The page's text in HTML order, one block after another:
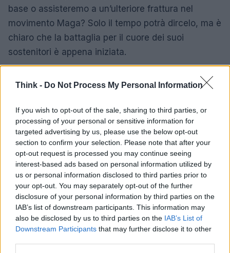
Think - Do Not Process My Personal Information
If you wish to opt-out of the sale, sharing to third parties, or
processing of your personal or sensitive information for
targeted advertising by us, please use the below opt-out
section to confirm your selection. Please note that after your
opt-out request is processed you may continue seeing
interest-based ads based on personal information utilized by
us or personal information disclosed to third parties prior to
your opt-out. You may separately opt-out of the further
disclosure of your personal information by third parties on the
IAB’s list of downstream participants. This information may
also be disclosed by us to third parties on the IAB’s List of
Downstream Participants that may further disclose it to other
base o assisteremo a un’ulteriore frattura nel
movimento Maga? Solo il tempo potrà dircelo, ma è
chiaro che la battaglia per il cuore dei suoi
sostenitori è appena iniziata.